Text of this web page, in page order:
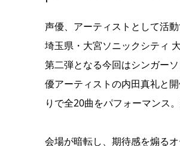
声優、アーティストとして活
埼玉県・大宮ソニックシティ
第二弾となる今回はシンガー
優アーティストの内田真礼と
りで全20曲をパフォーマンス
会場が暗転し、期待感を煽る